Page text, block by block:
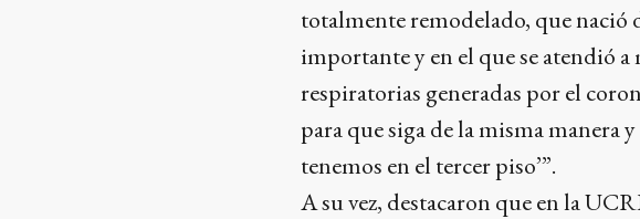
totalmente remodelado, que
importante y en el que se atendió
respiratorias generadas por el
para que siga de la misma manera
tenemos en el tercer piso’”.
A su vez, destacaron que en la